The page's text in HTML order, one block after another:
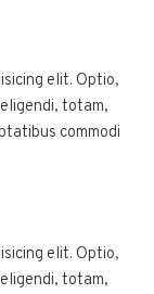
elit. Optio,
totam,
commodi
elit. Optio,
totam,